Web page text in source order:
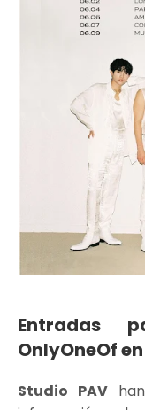
Entradas
OnlyOneOf
Studio PAV